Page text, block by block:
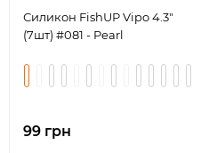
Силикон FishUP Vipo 4.3"
(7шт) #081 - Pearl
99 грн